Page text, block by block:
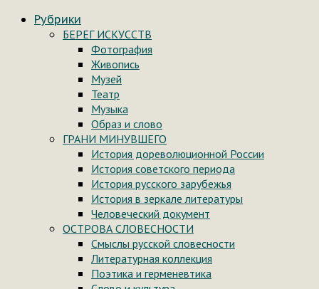
Рубрики
БЕРЕГ ИСКУССТВ
Фотография
Живопись
Музей
Театр
Музыка
Образ и слово
ГРАНИ МИНУВШЕГО
История дореволюционной России
История советского периода
История русского зарубежья
История в зеркале литературы
Человеческий документ
ОСТРОВА СЛОВЕСНОСТИ
Смыслы русской словесности
Литературная коллекция
Поэтика и герменевтика